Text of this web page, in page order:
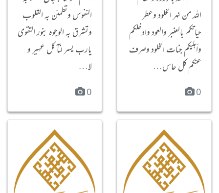
الله من نهر الخلود وعطر
حياتكم بالعنبر والعود وادخلكم
وأهليكم جنات الخلود وصرف
عنكم كل حاس…
0
النفوس ‏وتطمئن به القلوب
‏وتشرق به الوجوه بنور التقوى
‏يارب يسر لنآ كل عسِير و
لا…
0